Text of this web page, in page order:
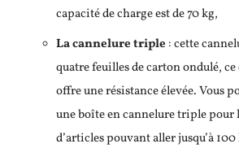
capacité de charge est de 70 kg,
La cannelure triple : cette
quatre feuilles de carton ondulé, ce
offre une résistance élevée. Vous
une boîte en cannelure triple pour
d’articles pouvant aller jusqu’à